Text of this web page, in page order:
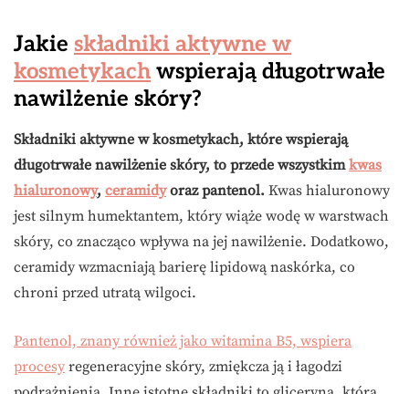
Jakie składniki aktywne w
kosmetykach wspierają długotrwałe
nawilżenie skóry?
Składniki aktywne w kosmetykach, które wspierają
długotrwałe nawilżenie skóry, to przede wszystkimkwas
hialuronowy, ceramidyoraz pantenol. Kwas hialuronowy
jest silnym humektantem, który wiąże wodę w warstwach
skóry, co znacząco wpływa na jej nawilżenie. Dodatkowo,
ceramidy wzmacniają barierę lipidową naskórka, co
chroni przed utratą wilgoci.
Pantenol, znany również jako witamina B5, wspiera
procesy regeneracyjne skóry, zmiękcza ją i łagodzi